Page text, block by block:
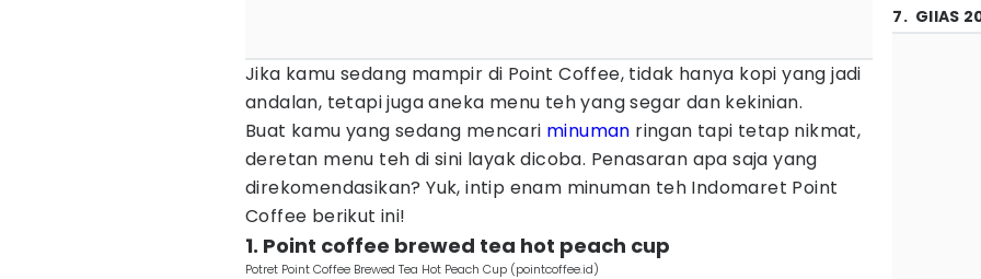
Jika kamu sedang mampir di Point Coffee, tidak hanya kopi yang jadi
andalan, tetapi juga aneka menu teh yang segar dan kekinian.
Buat kamu yang sedang mencari minuman ringan tapi tetap nikmat,
deretan menu teh di sini layak dicoba. Penasaran apa saja yang
direkomendasikan? Yuk, intip enam minuman teh Indomaret Point
Coffee berikut ini!
1. Point coffee brewed tea hot peach cup
Potret Point Coffee Brewed Tea Hot Peach Cup (pointcoffee.id)
7. GIIAS